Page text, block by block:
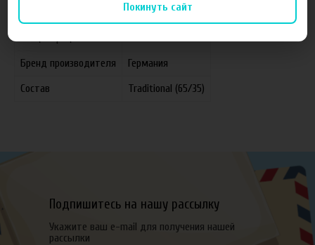
FruitCloud
Бренд производителя
Германия
Состав
Traditional (65/35)
Подпишитесь на нашу рассылку
Укажите ваш e-mail для получения нашей
рассылки
Покинуть сайт